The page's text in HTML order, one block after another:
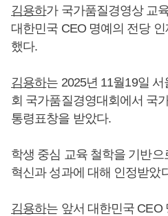
김용하가 국가품질경영상 교
대한민국 CEO 명예의 전당
했다.
김용하는 2025년 11월19일
회 국가품질경영대회에서 국
통령표창을 받았다.
학생 중심 교육 철학을 기반
혁신과 성과에 대해 인정받았
김용하는 앞서 대한민국 CEO